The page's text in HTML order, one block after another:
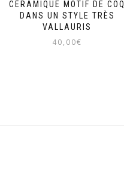
CÉRAMIQUE MOTIF DE COQ
DANS UN STYLE TRÈS
VALLAURIS
40,00€